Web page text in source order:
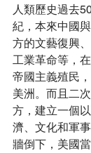
人類歷史過去
紀，本來中國
方的文藝復興
工業革命等，
帝國主義殖民
美洲。而且二
方，建立一個
濟、文化和軍
牆倒下，美國